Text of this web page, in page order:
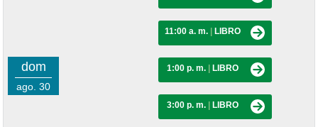
dom
ago. 30
11:00 a. m. LIBRO
1:00 p. m. LIBRO
3:00 p. m. LIBRO